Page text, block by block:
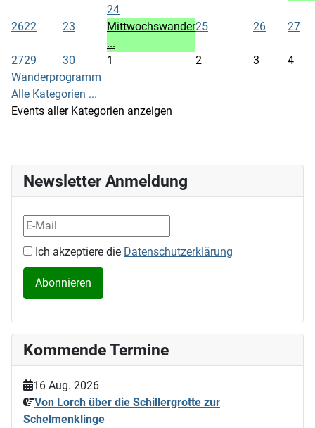
2622 23
24
Mittwochswander
...
25 26 27
2729 30 1 2 3
4
Wanderprogramm
Alle Kategorien ...
Events aller Kategorien anzeigen
Newsletter Anmeldung
Ich akzeptiere die Datenschutzerklärung
Kommende Termine
16 Aug. 2026
Von Lorch über die Schillergrotte zur
Schelmenklinge